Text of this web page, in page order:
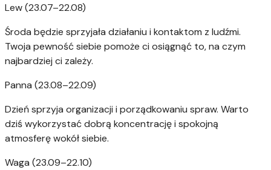
Lew (23.07–22.08)
Środa będzie sprzyjała działaniu i kontaktom z ludźmi.
Twoja pewność siebie pomoże ci osiągnąć to, na czym
najbardziej ci zależy.
Panna (23.08–22.09)
Dzień sprzyja organizacji i porządkowaniu spraw. Warto
dziś wykorzystać dobrą koncentrację i spokojną
atmosferę wokół siebie.
Waga (23.09–22.10)